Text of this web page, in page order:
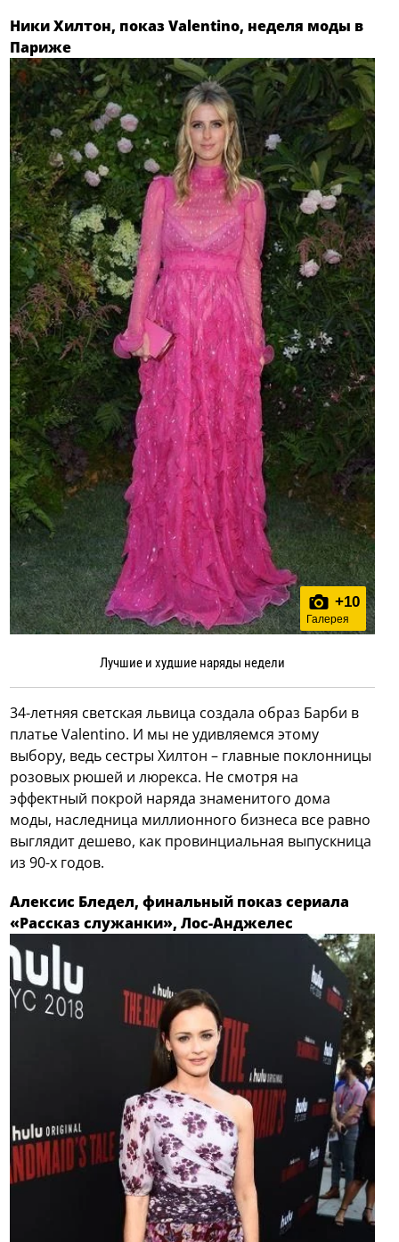
Ники Хилтон, показ Valentino, неделя моды в
Париже
+10
Галерея
Лучшие и худшие наряды недели
34-летняя светская львица создала образ Барби в
платье Valentino. И мы не удивляемся этому
выбору, ведь сестры Хилтон – главные поклонницы
розовых рюшей и люрекса. Не смотря на
эффектный покрой наряда знаменитого дома
моды, наследница миллионного бизнеса все равно
выглядит дешево, как провинциальная выпускница
из 90-х годов.
Алексис Бледел, финальный показ сериала
«Рассказ служанки», Лос-Анджелес